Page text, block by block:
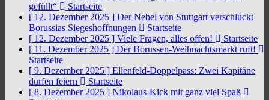
gefüllt“
Startseite
[ 12. Dezember 2025 ] Der Nebel von Stuttgart verschluckt
Borussias Siegeshoffnungen
Startseite
[ 12. Dezember 2025 ] Viele Fragen, alles offen!
Startseite
[ 11. Dezember 2025 ] Der Borussen-Weihnachtsmarkt ruft!
Startseite
[ 9. Dezember 2025 ] Ellenfeld-Doppelpass: Zwei Kapitäne
dürfen feiern
Startseite
[ 8. Dezember 2025 ] Nikolaus-Kick mit ganz viel Spaß